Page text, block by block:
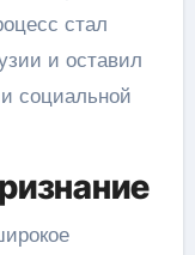
стал
и оставил
социальной